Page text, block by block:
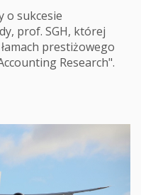
o sukcesie
prof. SGH, której
prestiżowego
Research".